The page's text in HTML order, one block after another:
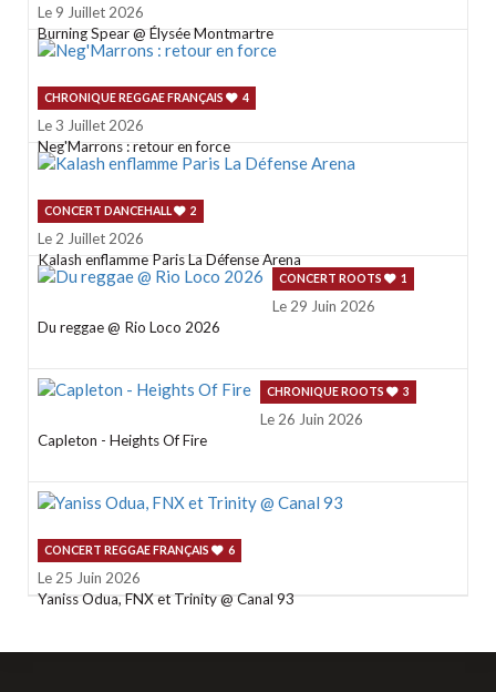
Le 9 Juillet 2026
Burning Spear @ Élysée Montmartre
CHRONIQUE REGGAE FRANÇAIS 4
Le 3 Juillet 2026
Neg'Marrons : retour en force
CONCERT DANCEHALL 2
Le 2 Juillet 2026
Kalash enflamme Paris La Défense Arena
CONCERT ROOTS 1
Le 29 Juin 2026
Du reggae @ Rio Loco 2026
CHRONIQUE ROOTS 3
Le 26 Juin 2026
Capleton - Heights Of Fire
CONCERT REGGAE FRANÇAIS 6
Le 25 Juin 2026
Yaniss Odua, FNX et Trinity @ Canal 93